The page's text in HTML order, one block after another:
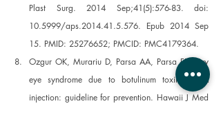
Plast Surg. 2014 Sep;41(5):576-83. doi:
10.5999/aps.2014.41.5.576. Epub 2014 Sep
15. PMID: 25276652; PMCID: PMC4179364.
Ozgur OK, Murariu D, Parsa AA, Parsa FD. Dry
eye syndrome due to botulinum toxin type-A
injection: guideline for prevention. Hawaii J Med